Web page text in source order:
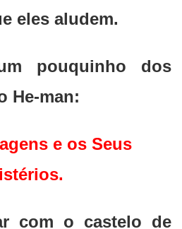
eles aludem.
pouquinho dos
He-man:
e os Seus
com o castelo de